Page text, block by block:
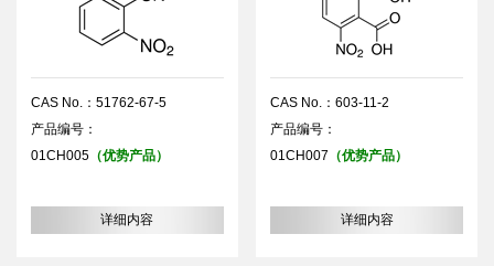
CAS No.：51762-67-5
产品编号：
01CH005（优势产品）
详细内容
CAS No.：603-11-2
产品编号：
01CH007 （优势产品）
详细内容